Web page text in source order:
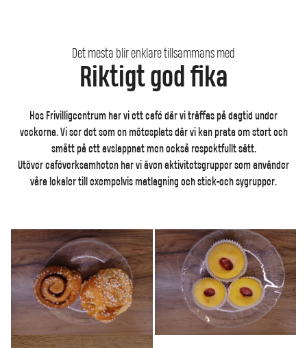
Det mesta blir enklare tillsammans med
Riktigt god fika
Hos Frivilligcentrum har vi ett café där vi träffas på dagtid under
veckorna. Vi ser det som en mötesplats där vi kan prata om stort och
smått på ett avslappnat men också respektfullt sätt.
Utöver caféverksamheten har vi även aktivitetsgrupper som använder
våra lokaler till exempelvis matlagning och stick-och sygrupper.